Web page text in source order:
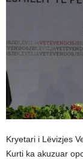
Kryetari i Lëvizjes
Kurti ka akuzuar